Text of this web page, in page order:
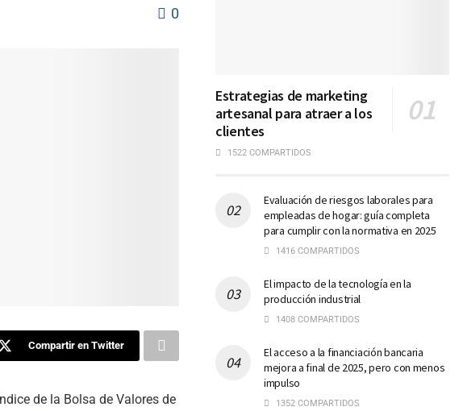
0
Compartir en Twitter
de la Bolsa de Valores de
Estrategias de marketing
artesanal para atraer a los
clientes
1522 COMPARTIDOS
Evaluación de riesgos laborales para
empleadas de hogar: guía completa
para cumplir con la normativa en 2025
1416 COMPARTIDOS
El impacto de la tecnología en la
producción industrial
1408 COMPARTIDOS
El acceso a la financiación bancaria
mejora a final de 2025, pero con menos
impulso
1352 COMPARTIDOS